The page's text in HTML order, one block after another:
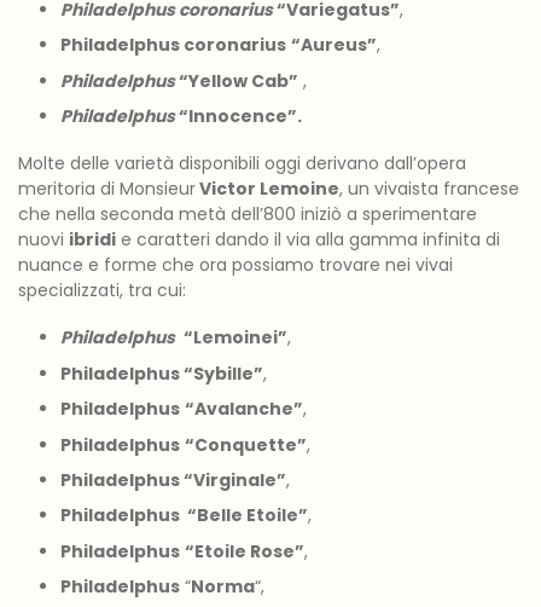
Philadelphus coronarius“Variegatus”,
Philadelphus coronarius “Aureus”,
Philadelphus“Yellow Cab” ,
Philadelphus“Innocence”.
Molte delle varietà disponibili oggi derivano dall’opera
meritoria di MonsieurVictor Lemoine, un vivaista francese
che nella seconda metà dell’800 iniziò a sperimentare
nuovi ibridi e caratteri dando il via alla gamma infinita di
nuance e forme che ora possiamo trovare nei vivai
specializzati, tra cui:
Philadelphus “Lemoinei”,
Philadelphus“Sybille”,
Philadelphus “Avalanche”,
Philadelphus “Conquette”,
Philadelphus“Virginale”,
Philadelphus “Belle Etoile”,
Philadelphus “Etoile Rose”,
Philadelphus “Norma“,